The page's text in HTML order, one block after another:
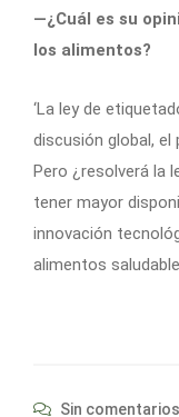
—¿Cuál es su
los alimentos?
‘La ley de
discusión global, el
Pero ¿resolverá la
tener mayor
innovación
alimentos
Sin comentarios